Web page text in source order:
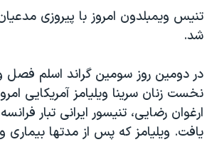
گالری عکس
آرشیو پخش زنده
اعتراضات زن، زندگی، آزادی
مجموعه مستندهای دادخواهی
دادگاه حمید نوری
چهل سال گروگان‌گیری
تنیس ویمبلدون امروز با پیروزی
شد.
در دومین روز سومین گراند اسلم فصل
نخست زنان سرینا ویلیامز آمریکایی
ارغوان رضایی، تنیسور ایرانی تبار
یافت. ویلیامز که پس از مدتها